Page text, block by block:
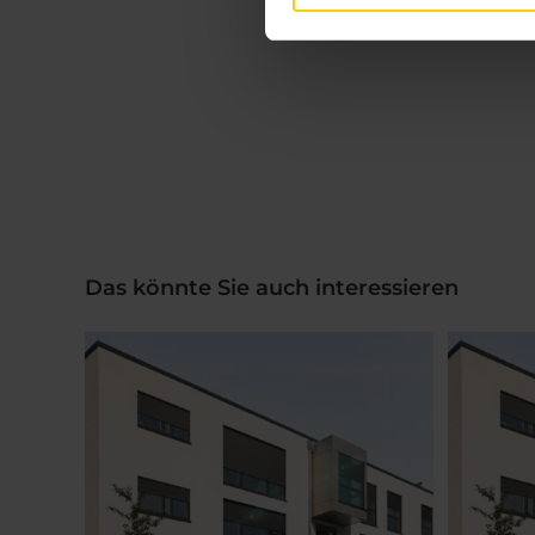
Das könnte Sie auch interessieren